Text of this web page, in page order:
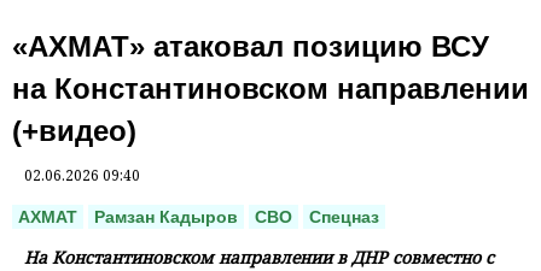
«АХМАТ» атаковал позицию ВСУ
на Константиновском направлении
(+видео)
02.06.2026 09:40
АХМАТ Рамзан Кадыров СВО Спецназ
На Константиновском направлении в ДНР совместно с